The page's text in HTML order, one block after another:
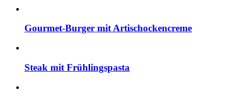
Gourmet-Burger mit Artischockencreme
Steak mit Frühlingspasta